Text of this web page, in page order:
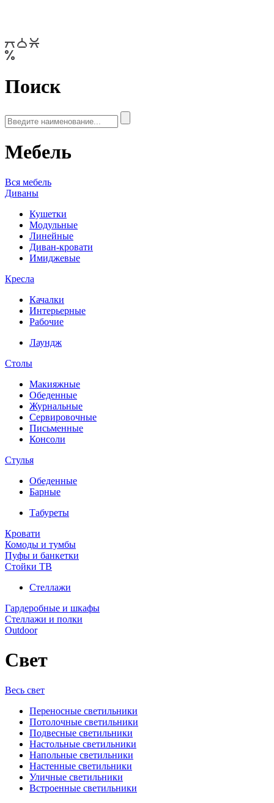
Поиск
Мебель
Вся мебель
Диваны
Кушетки
Модульные
Линейные
Диван-кровати
Имиджевые
Кресла
Качалки
Интерьерные
Рабочие
Лаундж
Столы
Макияжные
Обеденные
Журнальные
Сервировочные
Письменные
Консоли
Стулья
Обеденные
Барные
Табуреты
Кровати
Комоды и тумбы
Пуфы и банкетки
Стойки ТВ
Стеллажи
Гардеробные и шкафы
Стеллажи и полки
Outdoor
Свет
Весь свет
Переносные светильники
Потолочные светильники
Подвесные светильники
Настольные светильники
Напольные светильники
Настенные светильники
Уличные светильники
Встроенные светильники